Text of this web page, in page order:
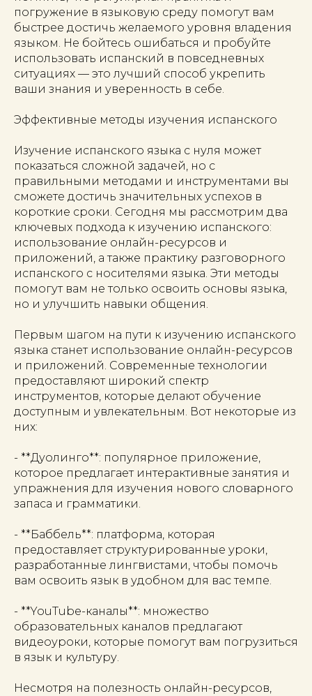
погружение в языковую среду помогут вам
быстрее достичь желаемого уровня владения
языком. Не бойтесь ошибаться и пробуйте
использовать испанский в повседневных
ситуациях — это лучший способ укрепить
ваши знания и уверенность в себе.
Эффективные методы изучения испанского
Изучение испанского языка с нуля может
показаться сложной задачей, но с
правильными методами и инструментами вы
сможете достичь значительных успехов в
короткие сроки. Сегодня мы рассмотрим два
ключевых подхода к изучению испанского:
использование онлайн-ресурсов и
приложений, а также практику разговорного
испанского с носителями языка. Эти методы
помогут вам не только освоить основы языка,
но и улучшить навыки общения.
Первым шагом на пути к изучению испанского
языка станет использование онлайн-ресурсов
и приложений. Современные технологии
предоставляют широкий спектр
инструментов, которые делают обучение
доступным и увлекательным. Вот некоторые из
них:
- **Дуолинго**: популярное приложение,
которое предлагает интерактивные занятия и
упражнения для изучения нового словарного
запаса и грамматики.
- **Баббель**: платформа, которая
предоставляет структурированные уроки,
разработанные лингвистами, чтобы помочь
вам освоить язык в удобном для вас темпе.
- **YouTube-каналы**: множество
образовательных каналов предлагают
видеоуроки, которые помогут вам погрузиться
в язык и культуру.
Несмотря на полезность онлайн-ресурсов,